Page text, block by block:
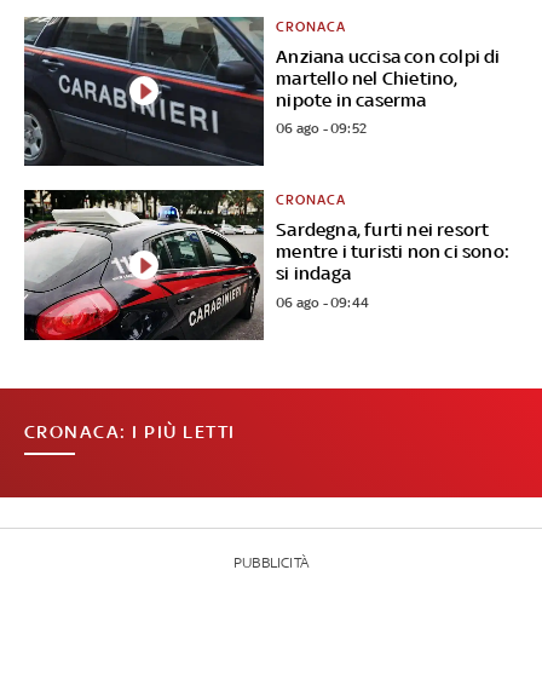
Anziana uccisa con colpi di
martello nel Chietino,
nipote in caserma
CRONACA
06 ago - 09:52
Sardegna, furti nei resort
mentre i turisti non ci sono:
si indaga
CRONACA
06 ago - 09:44
CRONACA: I PIÙ LETTI
PUBBLICITÀ